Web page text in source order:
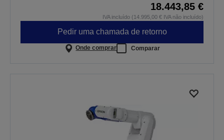
18.443,85 €
IVA incluído (14.995,00 € IVA não incluído)
Pedir uma chamada de retorno
Onde comprar Comparar